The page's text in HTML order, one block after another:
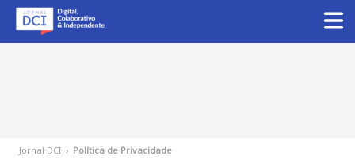
Jornal DCI › Política de Privacidade